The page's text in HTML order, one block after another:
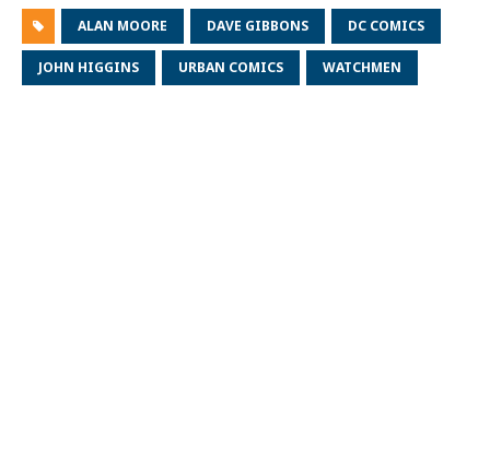
ALAN MOORE DAVE GIBBONS DC COMICS
JOHN HIGGINS URBAN COMICS WATCHMEN